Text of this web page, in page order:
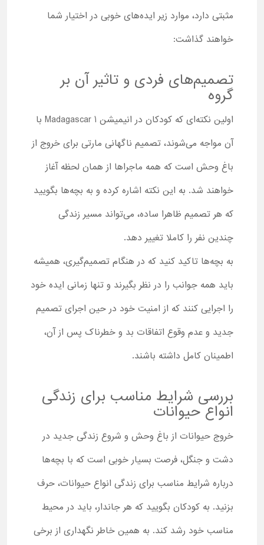
مثبتی دارد، موارد زیر ایده‌های خوبی در اختیار شما
خواهند گذاشت:
تصمیم‌های فردی و تاثیر آن بر
گروه
اولین نکته‌ای که کودکان در انیمیشن Madagascar 1 با
آن مواجه می‌شوند، تصمیم ناگهانی مارتی برای خروج از
باغ وحش است که همه ماجراها از همان لحظه آغاز
خواهند شد. به این نکته اشاره کرده و به بچه‌ها بگویید
که هر تصمیم ظاهرا ساده، می‌تواند مسیر زندگی
چندین نفر را کاملا تغییر دهد.
به بچه‌ها تاکید کنید که در هنگام تصمیم‌گیری، همیشه
باید همه جوانب را در نظر بگیرند و تنها زمانی ایده خود
را اجرایی کنند که از امنیت خود در حین اجرای تصمیم
جدید و عدم وقوع اتفاقات بد و خطرناک پس از آن،
اطمینان کامل داشته باشند.
بررسی شرایط مناسب برای زندگی
انواع حیوانات
خروج حیوانات از باغ وحش و شروع زندگی جدید در
دشت و جنگل، فرصت بسیار خوبی است که با بچه‌ها
درباره شرایط مناسب برای زندگی انواع حیوانات، حرف
بزنید. به کودکان بگویید که هر جاندار، باید در محیط
مناسب خود رشد کند. به همین خاطر نگهداری از برخی